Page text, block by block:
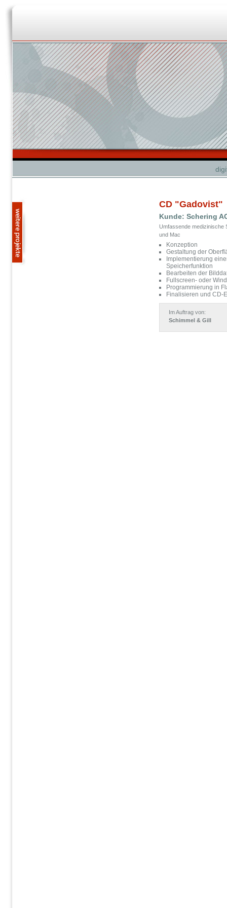
CD "Gadovist"
Kunde: Schering
Umfassende medizinische
und Mac
Konzeption
Gestaltung der
Implementierung
Speicherfunktion
Bearbeiten der
Fullscreen- oder
Programmierung in
Finalisieren und CD-
Im Auftrag von:
Schimmel & Gill